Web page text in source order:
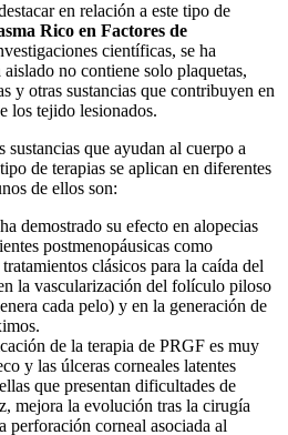
en relación a este tipo de
Rico en Factores de
científicas, se ha
no contiene solo plaquetas,
y otras sustancias que contribuyen en
los tejido lesionados.
sustancias que ayudan al cuerpo a
de terapias se aplican en diferentes
de ellos son:
demostrado su efecto en alopecias
postmenopáusicas como
clásicos para la caída del
la vascularización del folículo piloso
cada pelo) y en la generación de
de la terapia de PRGF es muy
y las úlceras corneales latentes
que presentan dificultades de
mejora la evolución tras la cirugía
perforación corneal asociada al